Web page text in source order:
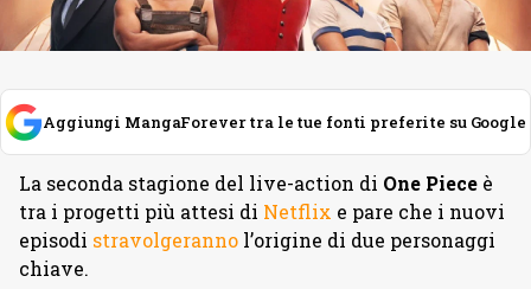
Aggiungi MangaForever tra le tue fonti preferite su Google
La seconda stagione del live-action di One Piece è
tra i progetti più attesi di Netflix e pare che i nuovi
episodi stravolgeranno l’origine di due personaggi
chiave.